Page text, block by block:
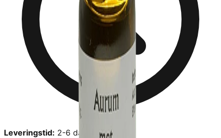
Leveringstid: 2-6 dage